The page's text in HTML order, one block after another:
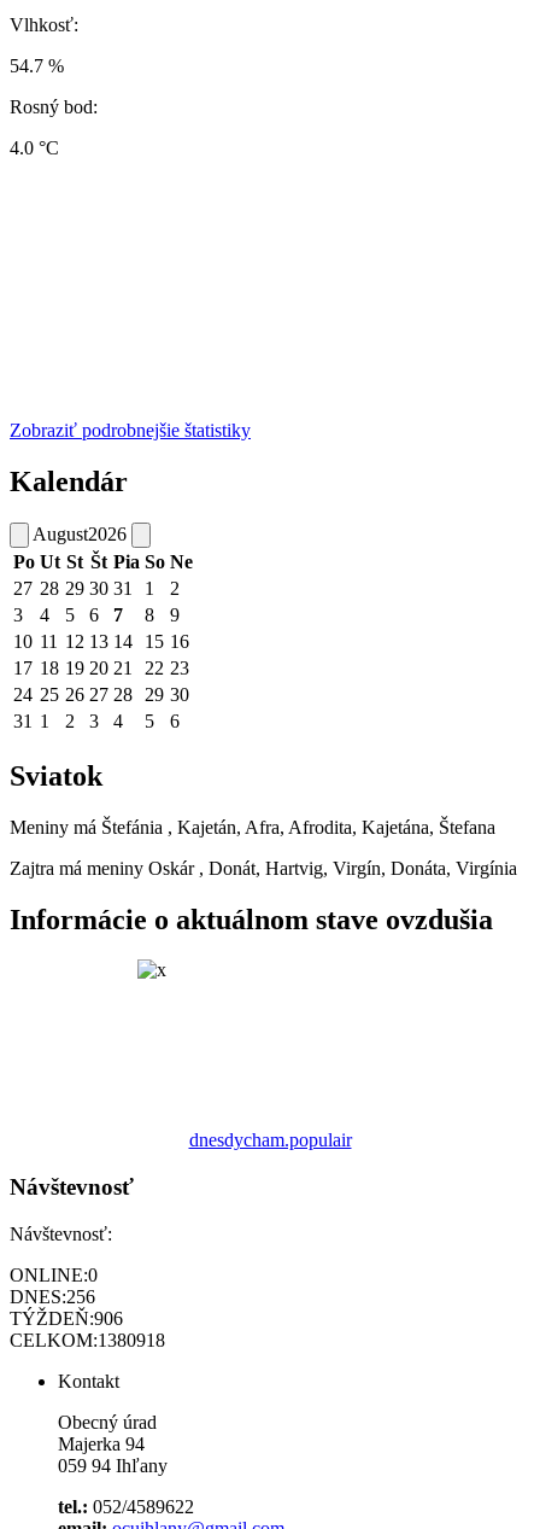
Vlhkosť:
54.7 %
Rosný bod:
4.0 °C
Zobraziť podrobnejšie štatistiky
Kalendár
August2026
Po Ut St Št Pia So Ne
27 28 29 30 31 1
2
3
4 5 6 7 8
9
10 11 12 13 14 15 16
17 18 19 20 21 22 23
24 25 26 27 28 29 30
31 1 2 3 4 5 6
Sviatok
Meniny má Štefánia , Kajetán, Afra, Afrodita, Kajetána, Štefana
Zajtra má meniny Oskár , Donát, Hartvig, Virgín, Donáta, Virgínia
Informácie o aktuálnom stave ovzdušia
dnesdycham.populair
Návštevnosť
Návštevnosť:
ONLINE:0
DNES:256
TÝŽDEŇ:906
CELKOM:1380918
Kontakt
Obecný úrad
Majerka 94
059 94 Ihľany
tel.: 052/4589622